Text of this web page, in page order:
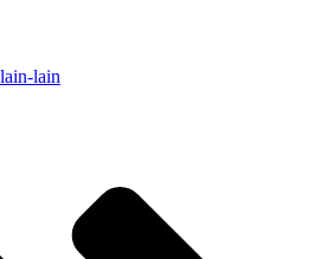
lain